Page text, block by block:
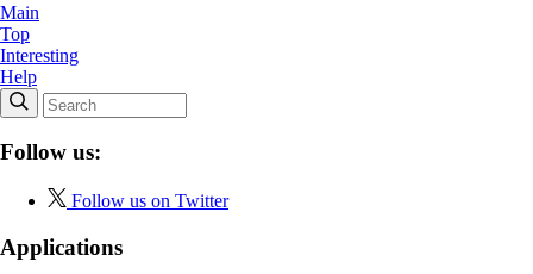
Main
Top
Interesting
Help
Follow us:
Follow us on Twitter
Applications